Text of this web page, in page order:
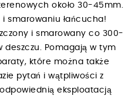
około 30-45mm.
i smarowaniu łańcucha!
i smarowany co 300-
deszczu. Pomagają w tym
które można także
pytań i wątpliwości z
eksploatacją